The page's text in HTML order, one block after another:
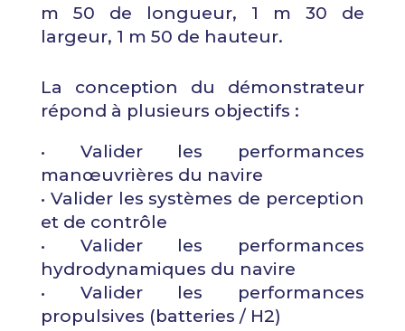
m 50 de longueur, 1 m 30 de
largeur, 1 m 50 de hauteur.
La conception du démonstrateur
répond à plusieurs objectifs :
• Valider les performances
manœuvrières du navire
• Valider les systèmes de perception
et de contrôle
• Valider les performances
hydrodynamiques du navire
• Valider les performances
propulsives (batteries / H2)